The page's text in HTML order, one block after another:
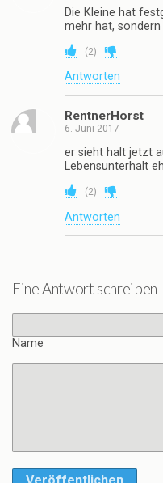
Die Kleine hat
mehr hat,
(2)
Antworten
RentnerHorst
6. Juni 2017
er sieht halt jetzt
Lebensunterhalt
(2)
Antworten
Eine Antwort schreiben
Name
Veröffentlichen